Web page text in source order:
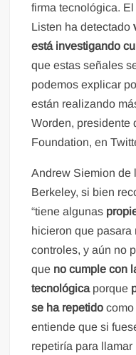
firma tecnológica.
Listen ha detectado
está investigando
que estas señales
podemos explicar
están realizando
Worden, presidente
Foundation, en
Andrew Siemion de
Berkeley, si bien
“tiene algunas
hicieron que pasara
controles, y aún no
que no cumple con
tecnológicaporque
se ha repetido
entiende que si
repetiría para